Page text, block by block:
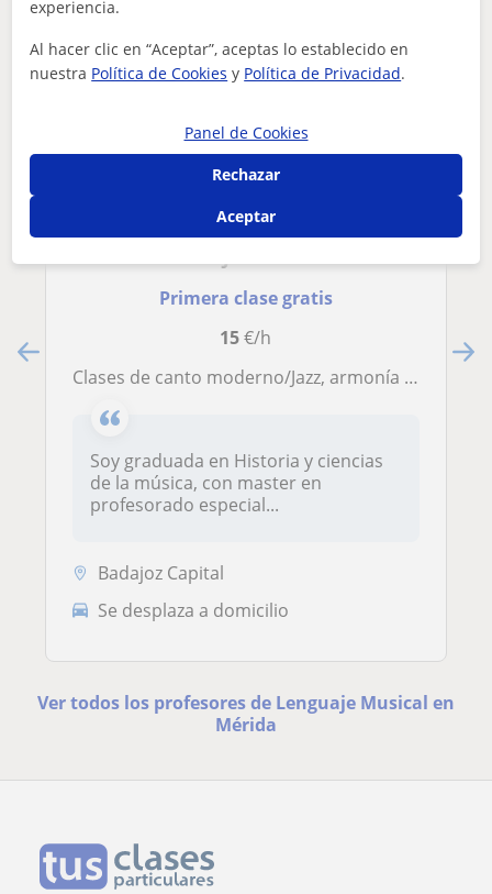
Primera clase gratis
15€/h
Clases de canto moderno/Jazz, armonía moderna y lenguaje musical
Soy graduada en Historia y ciencias
de la música, con master en
profesorado especial...
Badajoz Capital
Se desplaza a domicilio
Ver todos los profesores de Lenguaje Musical en
Mérida
experiencia.
Al hacer clic en “Aceptar”, aceptas lo establecido en
nuestra Política de Cookies y Política de Privacidad.
Panel de Cookies
Rechazar
Aceptar